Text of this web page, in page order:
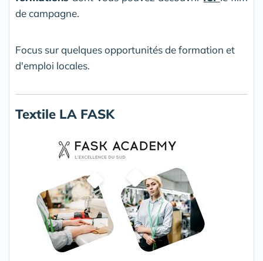
de campagne.
Focus sur quelques opportunités de formation et
d'emploi locales.
Textile LA FASK